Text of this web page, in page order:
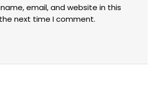
email, and website in this
next time I comment.